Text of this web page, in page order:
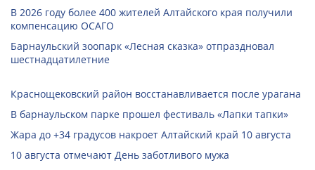
В 2026 году более 400 жителей Алтайского края получили
компенсацию ОСАГО
Барнаульский зоопарк «Лесная сказка» отпраздновал
шестнадцатилетние
Краснощековский район восстанавливается после урагана
В барнаульском парке прошел фестиваль «Лапки тапки»
Жара до +34 градусов накроет Алтайский край 10 августа
10 августа отмечают День заботливого мужа